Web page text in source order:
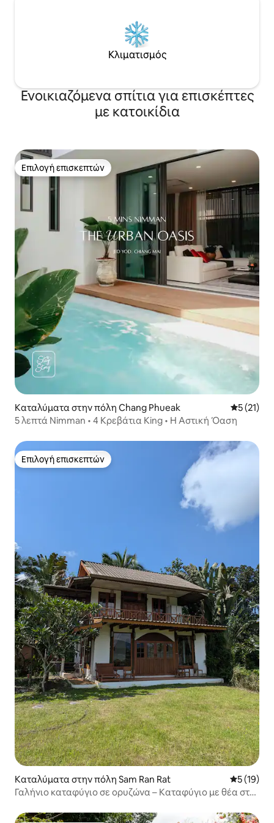
Κλιματισμός
Ενοικιαζόμενα σπίτια για επισκέπτες
με κατοικίδια
Επιλογή επισκεπτών
Επιλογή επισκεπτών
Καταλύματα στην πόλη Chang Phueak Μέση
5 (21)
5 λεπτά Nimman • 4 Κρεβάτια King • Η Αστική Όαση
Επιλογή επισκεπτών
Επιλογή επισκεπτών
Καταλύματα στην πόλη Sam Ran Rat Μέση
5 (19)
Γαλήνιο καταφύγιο σε ορυζώνα – Καταφύγιο με θέα στο